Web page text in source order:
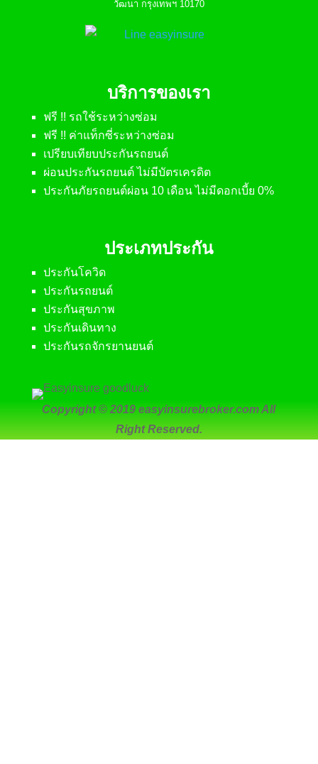
ฟรี !! รถใช้ระหว่างซ่อม
ฟรี !! ค่าแท็กซี่ระหว่างซ่อม
เปรียบเทียบประกันรถยนต์
ผ่อนประกันรถยนต์ ไม่มีบัตรเครดิต
ประกันภัยรถยนต์ผ่อน 10 เดือน ไม่มีดอกเบี้ย 0%
ประกันรถยนต์
ประกันสุขภาพ
ประกันเดินทาง
ประกันรถจักรยานยนต์
Copyright © 2019 easyinsurebroker.com All
Right Reserved.